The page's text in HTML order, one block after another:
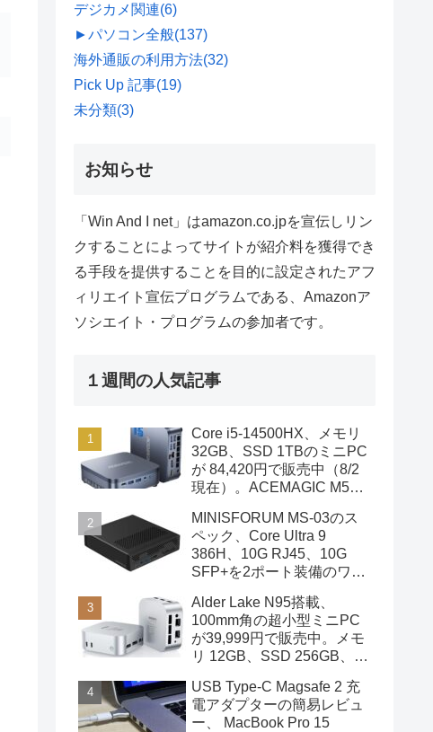
デジカメ関連(6)
►パソコン全般(137)
海外通販の利用方法(32)
Pick Up 記事(19)
未分類(3)
お知らせ
「Win And I net」はamazon.co.jpを宣伝しリン
クすることによってサイトが紹介料を獲得でき
る手段を提供することを目的に設定されたアフ
ィリエイト宣伝プログラムである、Amazonア
ソシエイト・プログラムの参加者です。
１週間の人気記事
Core i5-14500HX、メモリ
32GB、SSD 1TBのミニPC
が 84,420円で販売中（8/2
現在）。ACEMAGIC M5の
MINISFORUM MS-03のス
ペック、Core Ultra 9
386H、10G RJ45、10G
SFP+を2ポート装備のワー
Alder Lake N95搭載、
100mm角の超小型ミニPC
が39,999円で販売中。メモ
リ 12GB、SSD 256GB、
USB Type-C Magsafe 2 充
電アダプターの簡易レビュ
ー、 MacBook Pro 15